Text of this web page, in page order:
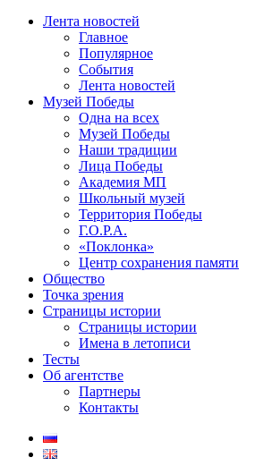
Лента новостей
Главное
Популярное
События
Лента новостей
Музей Победы
Одна на всех
Музей Победы
Наши традиции
Лица Победы
Академия МП
Школьный музей
Территория Победы
Г.О.Р.А.
«Поклонка»
Центр сохранения памяти
Общество
Точка зрения
Страницы истории
Страницы истории
Имена в летописи
Тесты
Об агентстве
Партнеры
Контакты